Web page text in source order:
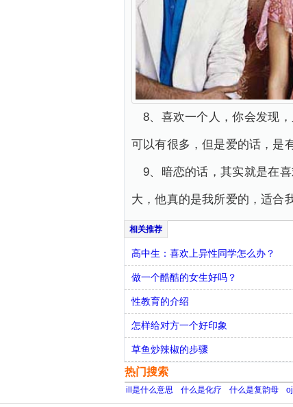
8、喜欢一个人，你会发现
可以有很多，但是爱的话，是
9、暗恋的话，其实就是在
大，他真的是我所爱的，适合
高中生：喜欢上异性同学怎么办？
做一个酷酷的女生好吗？
性教育的介绍
怎样给对方一个好印象
草鱼炒辣椒的步骤
热门搜索
ill是什么意思 什么是化疗 什么是复韵母